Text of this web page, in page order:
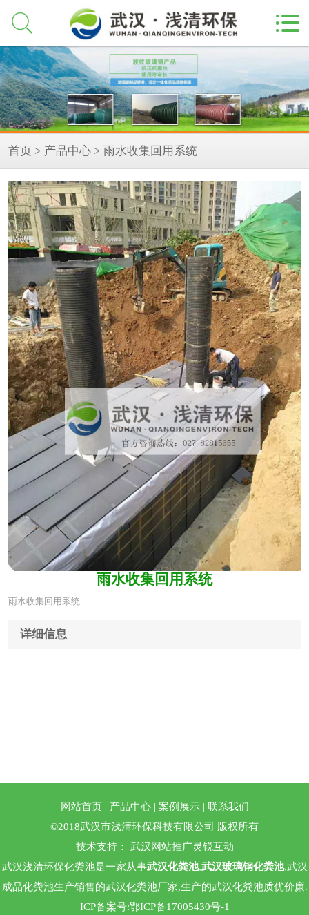


首页 > 产品中心 > 雨水收集回用系统
雨水收集回用系统
雨水收集回用系统
详细信息
网站首页| 产品中心| 案例展示| 联系我们
©2018武汉市浅清环保科技有限公司 版权所有
技术支持： 武汉网站推广灵锐互动
武汉浅清环保化粪池是一家从事武汉化粪池,武汉玻璃钢化粪池,武汉
成品化粪池生产销售的武汉化粪池厂家,生产的武汉化粪池质优价廉.
ICP备案号:鄂ICP备17005430号-1